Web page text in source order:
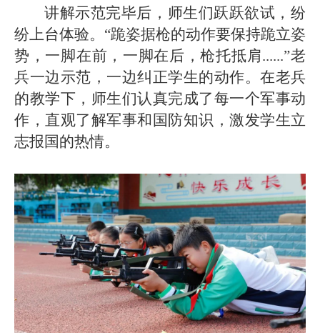
讲解示范完毕后，师生们跃跃欲试，纷
纷上台体验。“跪姿据枪的动作要保持跪立姿
势，一脚在前，一脚在后，枪托抵肩......”老
兵一边示范，一边纠正学生的动作。在老兵
的教学下，师生们认真完成了每一个军事动
作，直观了解军事和国防知识，激发学生立
志报国的热情。